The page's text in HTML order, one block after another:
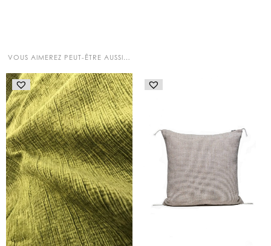
VOUS AIMEREZ PEUT-ÊTRE AUSSI…